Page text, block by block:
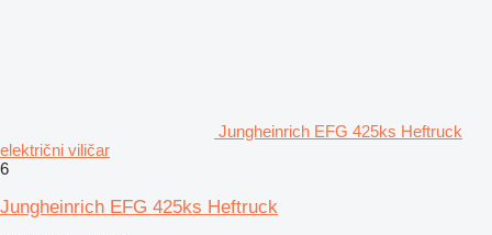
Jungheinrich EFG 425ks Heftruck
električni viličar
6
Jungheinrich EFG 425ks Heftruck